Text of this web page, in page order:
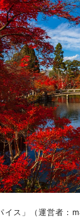
イス」（運営者：